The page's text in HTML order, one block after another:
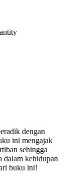
dengan
ini mengajak
sehingga
dalam kehidupan
buku ini!